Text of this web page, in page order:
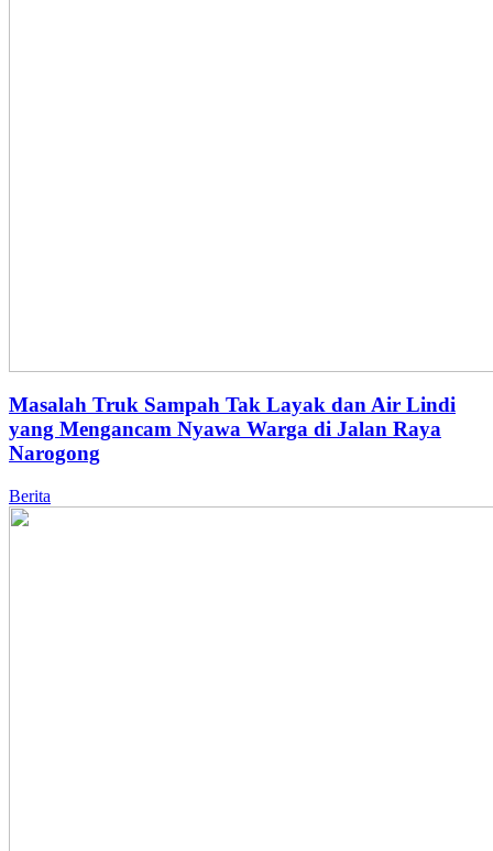
Masalah Truk Sampah Tak Layak dan Air Lindi
yang Mengancam Nyawa Warga di Jalan Raya
Narogong
Berita